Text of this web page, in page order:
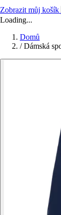
Zobrazit můj košík
Loading...
Domů
/ Dámská